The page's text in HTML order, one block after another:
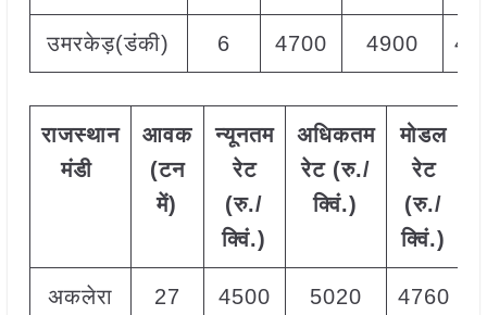
उमरकेड़(डंकी) 6 4700 4900
राजस्थान
मंडी
आवक
(टन
में)
न्यूनतम
रेट
(रु./
क्विं.)
अधिकतम
रेट (रु./
क्विं.)
मोडल
रेट
(रु./
क्विं.)
अकलेरा 27 4500 5020 4760